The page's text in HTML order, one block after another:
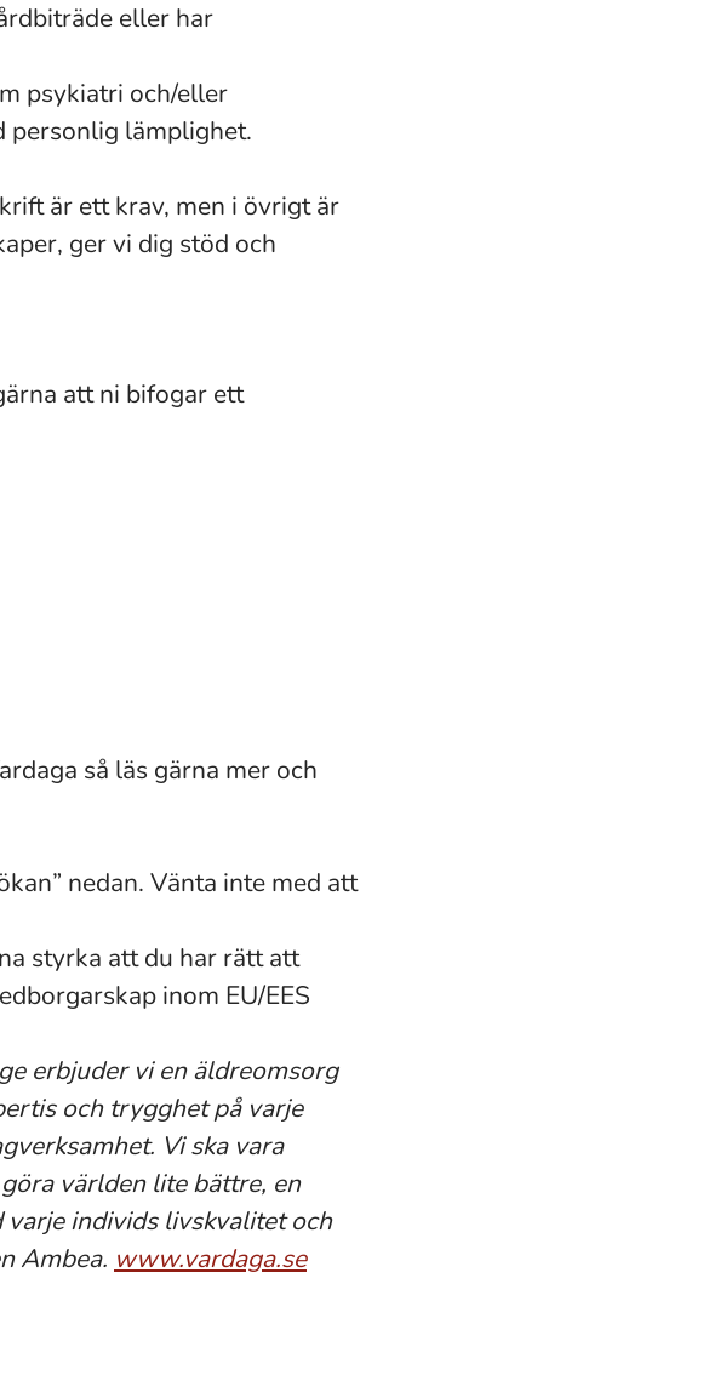
eller har
psykiatri och/eller
personlig lämplighet.
är ett krav, men i övrigt är
ger vi dig stöd och
att ni bifogar ett
så läs gärna mer och
nedan. Vänta inte med att
styrka att du har rätt att
inom EU/EES
erbjuder vi en äldreomsorg
och trygghet på varje
Vi ska vara
världen lite bättre, en
varje individs livskvalitet och
Ambea. www.vardaga.se